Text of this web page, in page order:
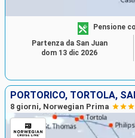
Pensione
Partenza da San Juan
dom 13 dic 2026
8 giorni, Norwegian Prima